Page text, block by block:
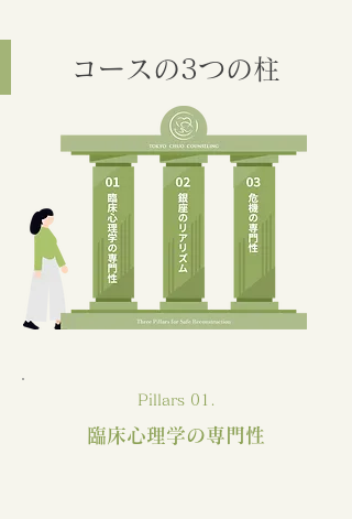
コースの3つの柱
Pillars 01.
臨床心理学の専門性